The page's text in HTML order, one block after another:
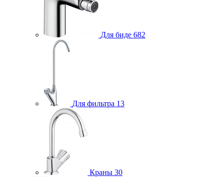
Для биде 682
Для фильтра 13
Краны 30